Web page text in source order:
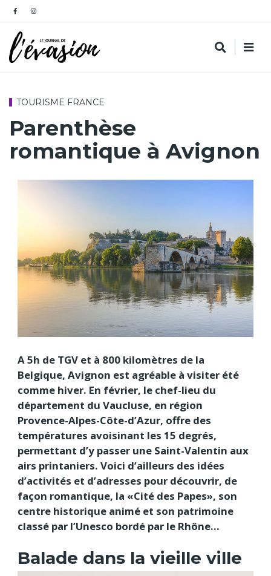
TOURISME FRANCE
Parenthèse
romantique à Avignon
A 5h de TGV et à 800 kilomètres de la
Belgique, Avignon est agréable à visiter été
comme hiver. En février, le chef-lieu du
département du Vaucluse, en région
Provence-Alpes-Côte-d’Azur, offre des
températures avoisinant les 15 degrés,
permettant d’y passer une Saint-Valentin aux
airs printaniers. Voici d’ailleurs des idées
d’activités et d’adresses pour découvrir, de
façon romantique, la «Cité des Papes», son
centre historique animé et son patrimoine
classé par l’Unesco bordé par le Rhône…
Balade dans la vieille ville